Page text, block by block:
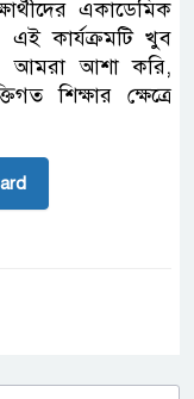
একাডেমিক
এই কার্যক্রমটি খুব
আমরা আশা করি,
শিক্ষার ক্ষেত্রে